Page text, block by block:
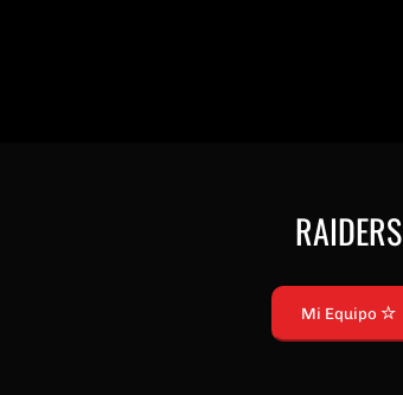
RAIDERS
Mi Equipo